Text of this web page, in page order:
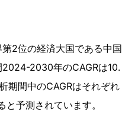
2位の経済大国である中国
2030年のCAGRは10.
期間中のCAGRはそれぞれ
予測されています。